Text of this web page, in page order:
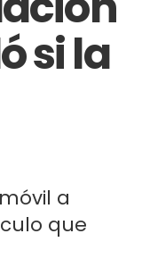
si la
a
que